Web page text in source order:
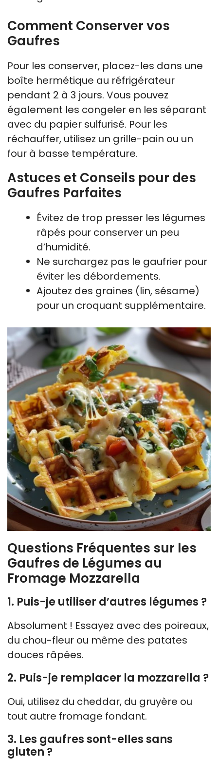
Comment Conserver vos
Gaufres
Pour les conserver, placez-les dans une
boîte hermétique au réfrigérateur
pendant 2 à 3 jours. Vous pouvez
également les congeler en les séparant
avec du papier sulfurisé. Pour les
réchauffer, utilisez un grille-pain ou un
four à basse température.
Astuces et Conseils pour des
Gaufres Parfaites
Évitez de trop presser les légumes
râpés pour conserver un peu
d’humidité.
Ne surchargez pas le gaufrier pour
éviter les débordements.
Ajoutez des graines (lin, sésame)
pour un croquant supplémentaire.
Questions Fréquentes sur les
Gaufres de Légumes au
Fromage Mozzarella
1. Puis-je utiliser d’autres légumes ?
Absolument ! Essayez avec des poireaux,
du chou-fleur ou même des patates
douces râpées.
2. Puis-je remplacer la mozzarella ?
Oui, utilisez du cheddar, du gruyère ou
tout autre fromage fondant.
3. Les gaufres sont-elles sans
gluten ?